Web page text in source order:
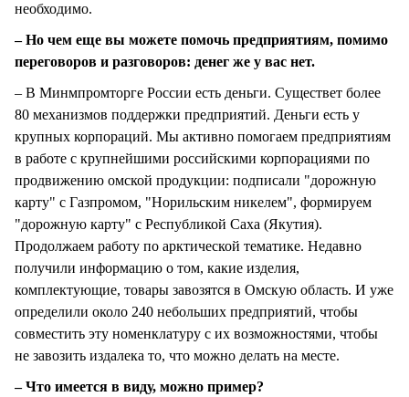
необходимо.
– Но чем еще вы можете помочь предприятиям, помимо
переговоров и разговоров: денег же у вас нет.
– В Минмпромторге России есть деньги. Существет более
80 механизмов поддержки предприятий. Деньги есть у
крупных корпораций. Мы активно помогаем предприятиям
в работе с крупнейшими российскими корпорациями по
продвижению омской продукции: подписали "дорожную
карту" с Газпромом, "Норильским никелем", формируем
"дорожную карту" с Республикой Саха (Якутия).
Продолжаем работу по арктической тематике. Недавно
получили информацию о том, какие изделия,
комплектующие, товары завозятся в Омскую область. И уже
определили около 240 небольших предприятий, чтобы
совместить эту номенклатуру с их возможностями, чтобы
не завозить издалека то, что можно делать на месте.
– Что имеется в виду, можно пример?